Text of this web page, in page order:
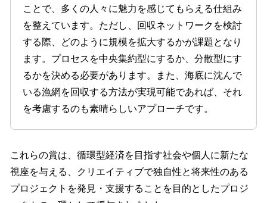
ことで、多くの人々に魅力を感じてもらえる仕組み
を整えています。ただし、回収ネットワークを検討
する際、どのように規模を拡大するかが課題となり
ます。プロセスを中央集約型にするか、分散型にす
るかを決める必要があります。また、海底に沈んで
いる漁網を回収する方法が実現可能であれば、それ
を考慮するのも素晴らしいアプローチです。
これらの賞は、循環型経済を目指す社会や個人に新たな
視座を与える、クリエイティブで独自性と将来性のある
プロジェクトを発見・支援することを目的としたプロジ